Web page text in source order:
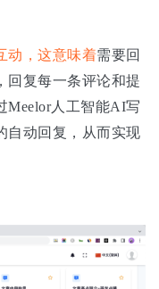
动，这意味着需要回
回复每一条评论和提
Meelor人工智能AI写
自动回复，从而实现